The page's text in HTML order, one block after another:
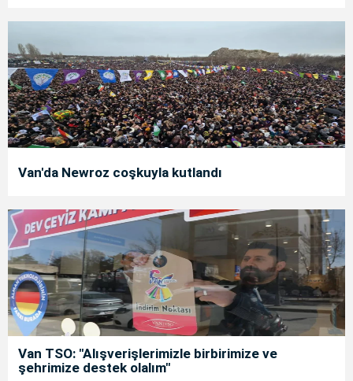
Van'da Newroz coşkuyla kutlandı
Van TSO: "Alışverişlerimizle birbirimize ve
şehrimize destek olalım"